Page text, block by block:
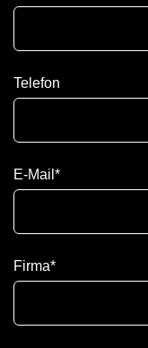
Telefon
E-Mail *
Firma*